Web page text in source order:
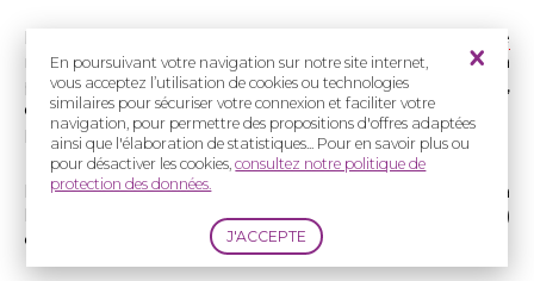
En poursuivant votre navigation sur notre site internet,
vous acceptez l’utilisation de cookies ou technologies
similaires pour sécuriser votre connexion et faciliter votre
navigation, pour permettre des propositions d'offres adaptées
ainsi que l'élaboration de statistiques... Pour en savoir plus ou
pour désactiver les cookies,consultez notre politique de
protection des données.
génétique
rare caractérisée principalement par des atteintes de la
peau etdes dents, et pour les formes les plus sévères,
des yeux et du système nerveux central.
Elle fait partie du groupe desdysplasies ectodermiques
Les anomalies observées au niveau de la peau à
l’examen microscopique (incontinence pigmentaire)
ont donné le nom à cette maladie.